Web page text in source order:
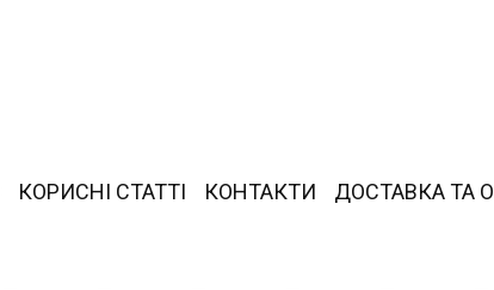
КОРИСНІ СТАТТІ КОНТАКТИ ДОСТАВКА ТА